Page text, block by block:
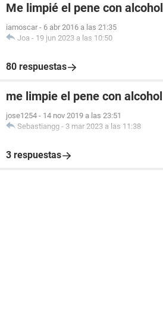
Me limpié el pene con alcohol
iamoscar - 6 abr 2016 a las 21:35
Joa - 19 jun 2023 a las 10:50
80 respuestas
me limpie el pene con alcohol
jose1254 - 14 nov 2019 a las 23:51
Sebastiangg - 3 mar 2023 a las 11:38
3 respuestas